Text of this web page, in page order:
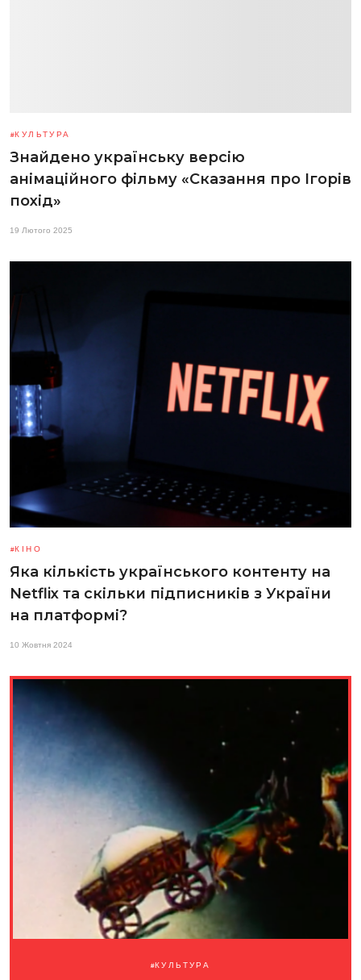
КУЛЬТУРА
Знайдено українську версію
анімаційного фільму «Сказання про Ігорів
похід»
19 Лютого 2025
КІНО
Яка кількість українського контенту на
Netflix та скільки підписників з України
на платформі?
10 Жовтня 2024
КУЛЬТУРА